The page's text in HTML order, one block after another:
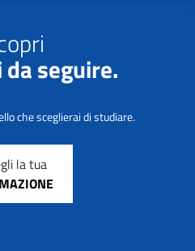
seguire.
che sceglierai di studiare.
la tua